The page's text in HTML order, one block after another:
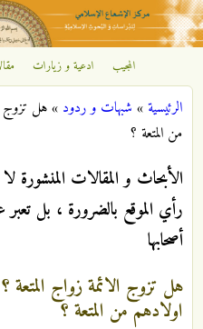
تجاوز إلى المحتوى
مركز
الإشعاع
الإسلامي
المجيب ادعية و زيارات
أنت هنا
الرئيسية» شبهات و ردود »هل تزوج
من المتعة ؟
الأبحاث و المقالات المنشورة
رأي الموقع بالضرورة ، بل
أصحابها
هل تزوج الائمة زواج
اولادهم من المتعة ؟